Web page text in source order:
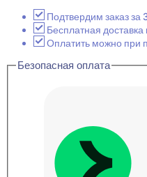
Карниз
потолочный
62x100x2000
Подтвердим заказ за
Бесплатная доставка
Оплатить можно при
Безопасная оплата